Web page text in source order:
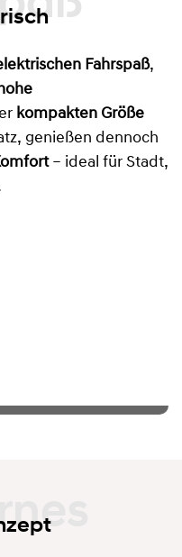
Fahrspaß,
kompakten Größe
genießen dennoch
– ideal für Stadt,